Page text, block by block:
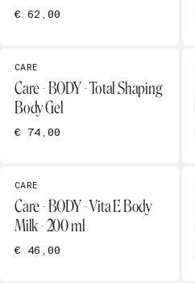
€ 62,00
CARE
Care - BODY - Total Shaping
Body Gel
€ 74,00
CARE
Care - BODY - Vita E Body
Milk - 200 ml
€ 46,00